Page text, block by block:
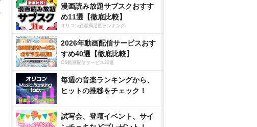
漫画読み放題サブスクおすす
め11選【徹底比較】
オリコン顧客満足度ランキング
2026年動画配信サービスおす
すめ40選【徹底比較】
CS動画配信サービス20選
毎週の音楽ランキングから、
ヒットの推移をチェック！
試写会、登壇イベント、サイ